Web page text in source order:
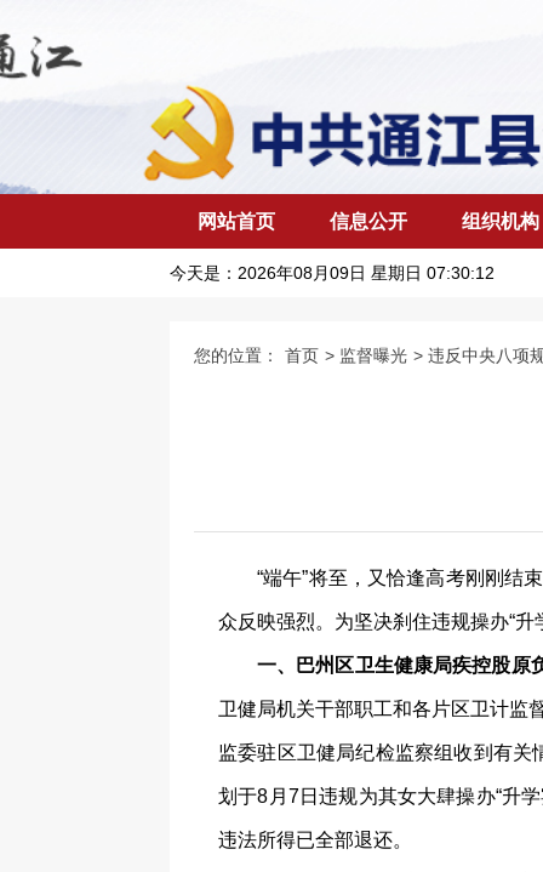
网站首页 信息公开 组织机构
今天是： 2026年08月09日 星期日 07:30:13
您的位置： 首页 > 监督曝光 > 违反中央八项
“端午”将至，又恰逢高考刚刚结
众反映强烈。为坚决刹住违规操办“
一、巴州区卫生健康局疾控股原
卫健局机关干部职工和各片区卫计监
监委驻区卫健局纪检监察组收到有
划于8月7日违规为其女大肆操办“升
违法所得已全部退还。